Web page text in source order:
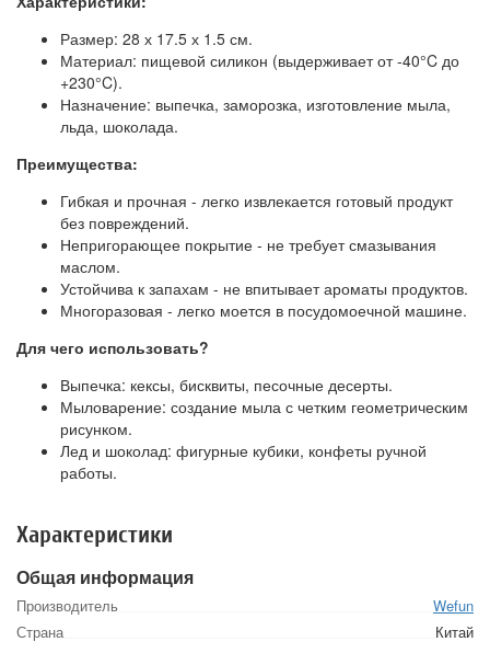
Размер: 28 х 17.5 х 1.5 см.
Материал: пищевой силикон (выдерживает от -40°C до
+230°C).
Назначение: выпечка, заморозка, изготовление мыла,
льда, шоколада.
Преимущества:
Гибкая и прочная - легко извлекается готовый продукт
без повреждений.
Непригорающее покрытие - не требует смазывания
маслом.
Устойчива к запахам - не впитывает ароматы продуктов.
Многоразовая - легко моется в посудомоечной машине.
Для чего использовать?
Выпечка: кексы, бисквиты, песочные десерты.
Мыловарение: создание мыла с четким геометрическим
рисунком.
Лед и шоколад: фигурные кубики, конфеты ручной
работы.
Характеристики
Общая информация
Производитель
Wefun
Страна
Китай